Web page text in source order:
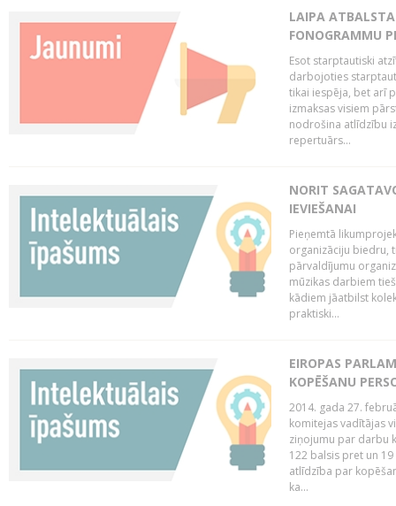
LAIPA
FONOGRAMMU
Esot starptautiski
darbojoties
tikai iespēja, bet arī
izmaksas visiem
nodrošina atlīdzību
repertuārs...
NORIT
IEVIEŠANAI
Pieņemtā
organizāciju biedru,
pārvaldījumu
mūzikas darbiem
kādiem jāatbilst
praktiski...
EIROPAS
KOPĒŠANU
2014. gada 27.
komitejas vadītājas
ziņojumu par darbu
122 balsis pret un
atlīdzība par
ka...